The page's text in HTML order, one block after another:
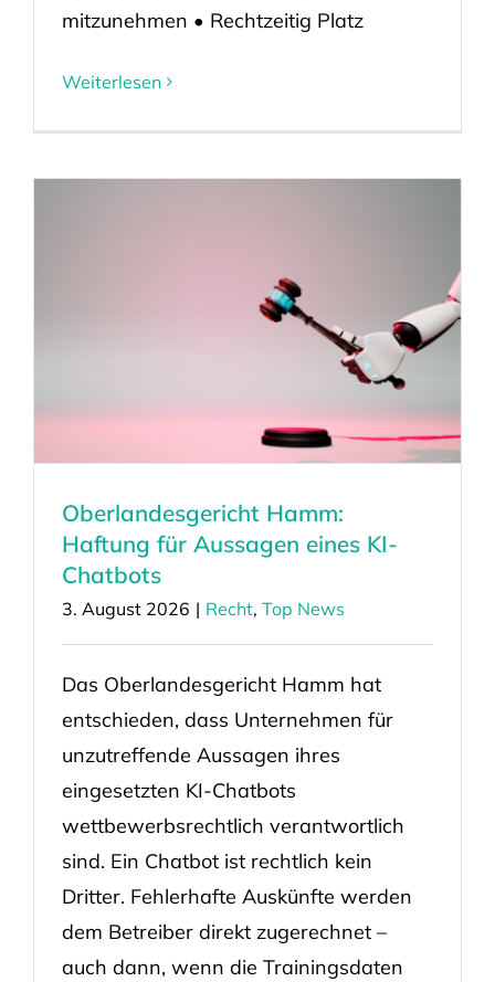
mitzunehmen • Rechtzeitig Platz
Weiterlesen
Oberlandesgericht Hamm:
Haftung für Aussagen eines KI-
Chatbots
3. August 2026 | Recht, Top News
Das Oberlandesgericht Hamm hat
entschieden, dass Unternehmen für
unzutreffende Aussagen ihres
eingesetzten KI-Chatbots
wettbewerbsrechtlich verantwortlich
sind. Ein Chatbot ist rechtlich kein
Dritter. Fehlerhafte Auskünfte werden
dem Betreiber direkt zugerechnet –
auch dann, wenn die Trainingsdaten